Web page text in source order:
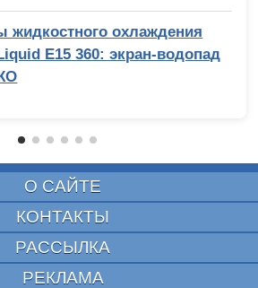
жидкостного охлаждения
E15 360: экран-водопад
О САЙТЕ
КОНТАКТЫ
РАССЫЛКА
РЕКЛАМА